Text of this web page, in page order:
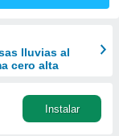
lluvias al
cero alta
Instalar